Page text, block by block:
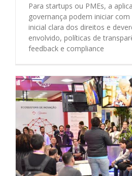
Para startups ou PMEs, a
governança podem iniciar
inicial clara dos direitos e
envolvido, políticas de
feedback e compliance